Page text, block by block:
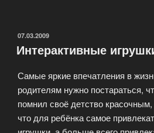
в
магазине!»
ОПУБЛИКОВАНО
07.03.2009
Интерактивные
Самые яркие впечатления в
родителям нужно постараться,
помнил своё детство
что для ребёнка самое